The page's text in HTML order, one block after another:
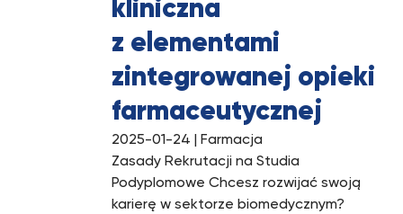
kliniczna
z elementami
zintegrowanej opieki
farmaceutycznej
2025-01-24 | Farmacja
Zasady Rekrutacji na Studia
Podyplomowe Chcesz rozwijać swoją
karierę w sektorze biomedycznym?